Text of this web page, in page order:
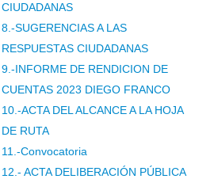
CIUDADANAS
8.-SUGERENCIAS A LAS
RESPUESTAS CIUDADANAS
9.-INFORME DE RENDICION DE
CUENTAS 2023 DIEGO FRANCO
10.-ACTA DEL ALCANCE A LA HOJA
DE RUTA
11.-Convocatoria
12.- ACTA DELIBERACIÓN PÚBLICA